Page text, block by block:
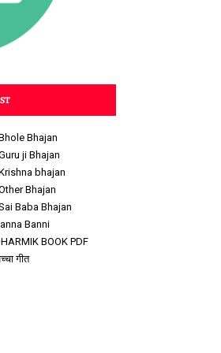
Bhajan
ji Bhajan
bhajan
Bhajan
Baba Bhajan
Banni
BOOK PDF
गीत